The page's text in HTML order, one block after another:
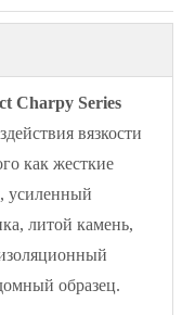
Charpy Series
вязкости
как жесткие
усиленный
литой камень,
образец.